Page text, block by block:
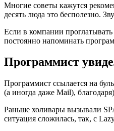
Многие советы кажутся
десять люда это бесполезно.
Если в компании проглатывать
постоянно напоминать
Программист
Программист ссылается на
(а иногда даже Mail),
Раньше холивары вызывали
ситуация сложилась, так, с